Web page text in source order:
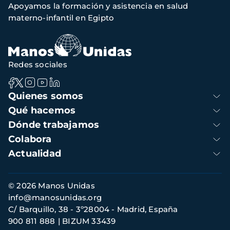
de
navegación
Apoyamos la formación y asistencia en salud
materno-infantil en Egipto
Navegación
principal
Quienes somos
Qué hacemos
Dónde trabajamos
Colabora
Actualidad
Redes sociales
Información
de
contacto
© 2026 Manos Unidas
C/ Barquillo, 38 - 3º28004 - Madrid, España
900 811 888
BIZUM 33439
info@manosunidas.org